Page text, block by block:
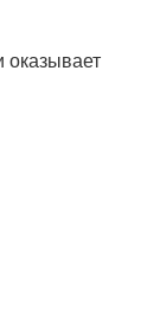
оказывает